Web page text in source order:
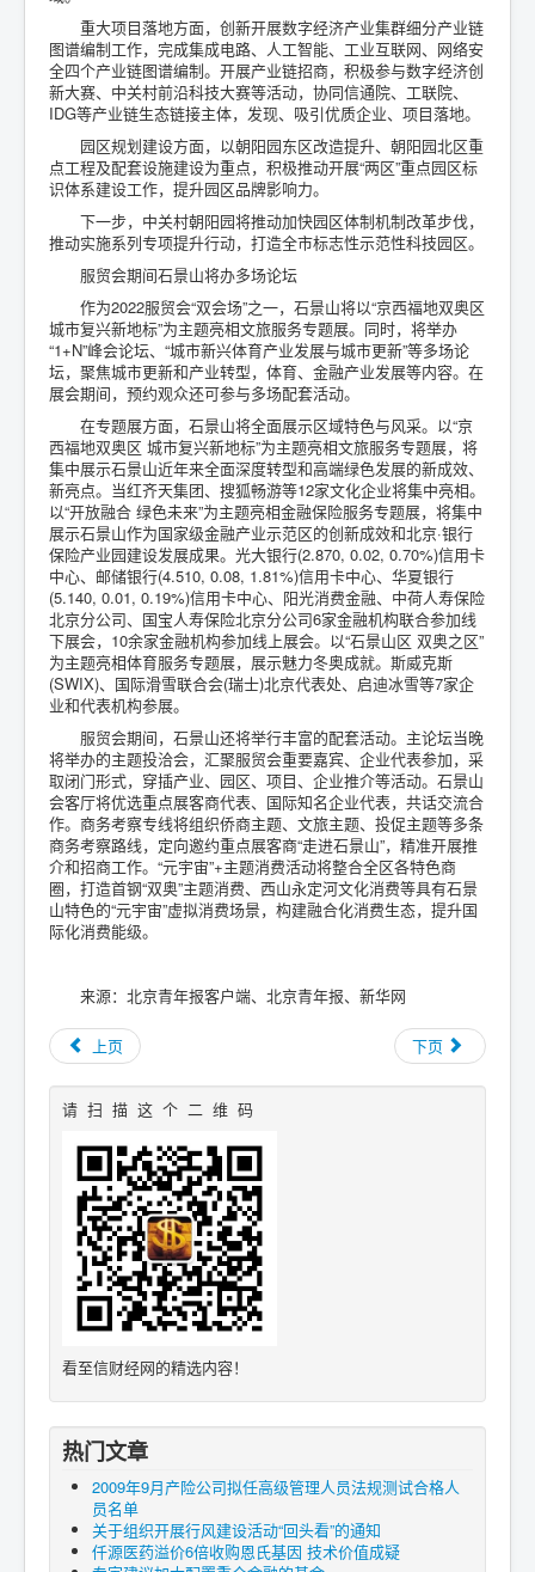
重大项目落地方面，创新开展数字经济产业集群细分产业链
图谱编制工作，完成集成电路、人工智能、工业互联网、网络安
全四个产业链图谱编制。开展产业链招商，积极参与数字经济创
新大赛、中关村前沿科技大赛等活动，协同信通院、工联院、
IDG等产业链生态链接主体，发现、吸引优质企业、项目落地。
园区规划建设方面，以朝阳园东区改造提升、朝阳园北区重
点工程及配套设施建设为重点，积极推动开展“两区”重点园区标
识体系建设工作，提升园区品牌影响力。
下一步，中关村朝阳园将推动加快园区体制机制改革步伐，
推动实施系列专项提升行动，打造全市标志性示范性科技园区。
服贸会期间石景山将办多场论坛
作为2022服贸会“双会场”之一，石景山将以“京西福地双奥区
城市复兴新地标”为主题亮相文旅服务专题展。同时，将举办
“1+N”峰会论坛、“城市新兴体育产业发展与城市更新”等多场论
坛，聚焦城市更新和产业转型，体育、金融产业发展等内容。在
展会期间，预约观众还可参与多场配套活动。
在专题展方面，石景山将全面展示区域特色与风采。以“京
西福地双奥区 城市复兴新地标”为主题亮相文旅服务专题展，将
集中展示石景山近年来全面深度转型和高端绿色发展的新成效、
新亮点。当红齐天集团、搜狐畅游等12家文化企业将集中亮相。
以“开放融合 绿色未来”为主题亮相金融保险服务专题展，将集中
展示石景山作为国家级金融产业示范区的创新成效和北京·银行
保险产业园建设发展成果。光大银行(2.870, 0.02, 0.70%)信用卡
中心、邮储银行(4.510, 0.08, 1.81%)信用卡中心、华夏银行
(5.140, 0.01, 0.19%)信用卡中心、阳光消费金融、中荷人寿保险
北京分公司、国宝人寿保险北京分公司6家金融机构联合参加线
下展会，10余家金融机构参加线上展会。以“石景山区 双奥之区”
为主题亮相体育服务专题展，展示魅力冬奥成就。斯威克斯
(SWIX)、国际滑雪联合会(瑞士)北京代表处、启迪冰雪等7家企
业和代表机构参展。
服贸会期间，石景山还将举行丰富的配套活动。主论坛当晚
将举办的主题投洽会，汇聚服贸会重要嘉宾、企业代表参加，采
取闭门形式，穿插产业、园区、项目、企业推介等活动。石景山
会客厅将优选重点展客商代表、国际知名企业代表，共话交流合
作。商务考察专线将组织侨商主题、文旅主题、投促主题等多条
商务考察路线，定向邀约重点展客商“走进石景山”，精准开展推
介和招商工作。“元宇宙”+主题消费活动将整合全区各特色商
圈，打造首钢“双奥”主题消费、西山永定河文化消费等具有石景
山特色的“元宇宙”虚拟消费场景，构建融合化消费生态，提升国
际化消费能级。
来源：北京青年报客户端、北京青年报、新华网
上页 下页
请 扫 描 这 个 二 维 码
看至信财经网的精选内容！
热门文章
2009年9月产险公司拟任高级管理人员法规测试合格人
员名单
关于组织开展行风建设活动“回头看”的通知
仟源医药溢价6倍收购恩氏基因 技术价值成疑